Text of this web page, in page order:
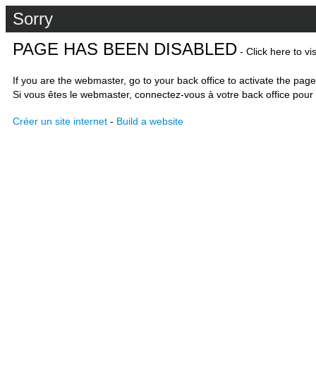
Sorry
PAGE HAS BEEN DISABLED - Click here to
If you are the webmaster, go to your back office to activate the
Si vous êtes le webmaster, connectez-vous à votre back office
Créer un site internet - Build a website